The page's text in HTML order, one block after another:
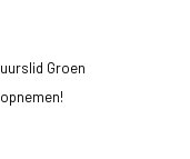
Groen